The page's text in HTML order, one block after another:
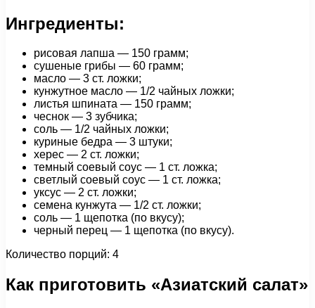
Ингредиенты:
рисовая лапша — 150 грамм;
сушеные грибы — 60 грамм;
масло — 3 ст. ложки;
кунжутное масло — 1/2 чайных ложки;
листья шпината — 150 грамм;
чеснок — 3 зубчика;
соль — 1/2 чайных ложки;
куриные бедра — 3 штуки;
херес — 2 ст. ложки;
темный соевый соус — 1 ст. ложка;
светлый соевый соус — 1 ст. ложка;
уксус — 2 ст. ложки;
семена кунжута — 1/2 ст. ложки;
соль — 1 щепотка (по вкусу);
черный перец — 1 щепотка (по вкусу).
Количество порций: 4
Как приготовить «Азиатский салат»